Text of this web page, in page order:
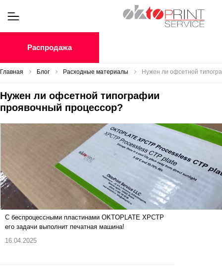
Распродажа
Главная Блог Расходные материалы Нужен ли офсетной
Нужен ли офсетной типографии
проявочный процессор?
С беспроцессными пластинами OKTOPLATE XPCTP
его задачи выполнит печатная машина!
16.04.2025